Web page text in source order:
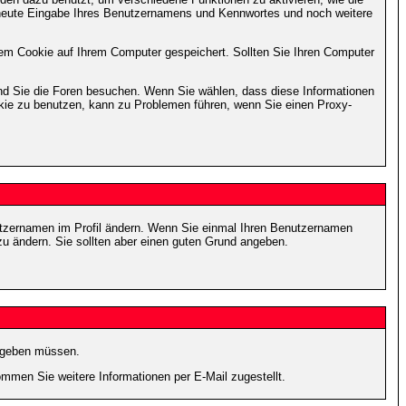
Eingabe Ihres Benutzernamens und Kennwortes und noch weitere
Cookie auf Ihrem Computer gespeichert. Sollten Sie Ihren Computer
Sie die Foren besuchen. Wenn Sie wählen, dass diese Informationen
zu benutzen, kann zu Problemen führen, wenn Sie einen Proxy-
im Profil ändern. Wenn Sie einmal Ihren Benutzernamen
ändern. Sie sollten aber einen guten Grund angeben.
müssen.
Sie weitere Informationen per E-Mail zugestellt.